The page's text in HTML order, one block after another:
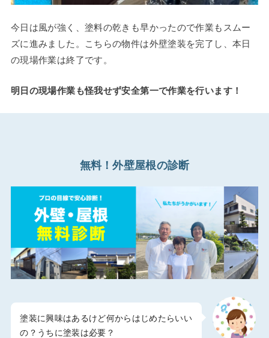
今日は風が強く、塗料の乾きも早かったので作業もスムー
ズに進みました。こちらの物件は外壁塗装を完了し、本日
の現場作業は終了です。
明日の現場作業も怪我せず安全第一で作業を行います！
無料！外壁屋根の診断
塗装に興味はあるけど何からはじめたらいい
の？うちに塗装は必要？